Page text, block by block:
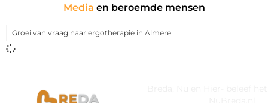
Media en beroemde mensen
Groei van vraag naar ergotherapie in Almere